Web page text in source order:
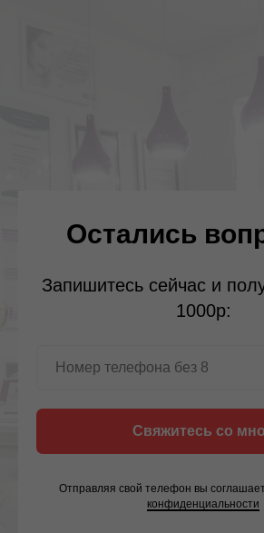
Остались
Запишитесь сейчас и
1000р:
Свяжитесь со
Отправляя свой телефон вы
конфиденциальности